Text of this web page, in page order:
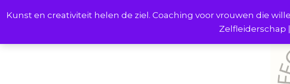
Kunst en creativiteit helen de ziel. Coaching voor vrouwen die
Zelfleiderschap
Contact